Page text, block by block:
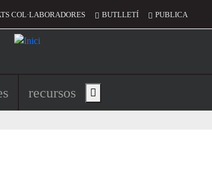
COL·LABORADORES BUTLLETÍ PUBLICA
principal de l'encapçalament
recursos Show main menu